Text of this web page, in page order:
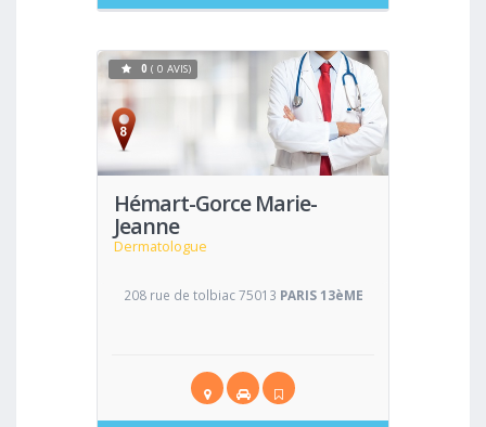
Hémart-Gorce Marie-
Jeanne
Dermatologue
Voir
0 ( 0 AVIS)
208 rue de tolbiac 75013 PARIS 13èME